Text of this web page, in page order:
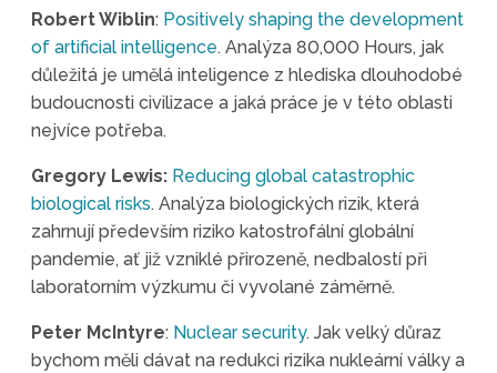
Robert Wiblin: Positively shaping the development
of artificial intelligence. Analýza 80,000 Hours, jak
důležitá je umělá inteligence z hlediska dlouhodobé
budoucnosti civilizace a jaká práce je v této oblasti
nejvíce potřeba.
Gregory Lewis: Reducing global catastrophic
biological risks. Analýza biologických rizik, která
zahrnují především riziko katostrofální globální
pandemie, ať již vzniklé přirozeně, nedbalostí při
laboratorním výzkumu či vyvolané záměrně.
Peter McIntyre: Nuclear security. Jak velký důraz
bychom měli dávat na redukci rizika nukleární války a